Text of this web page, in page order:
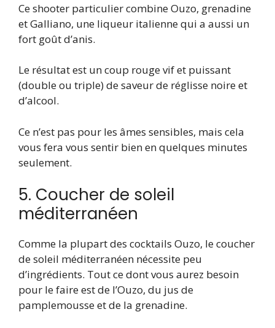
Ce shooter particulier combine Ouzo, grenadine
et Galliano, une liqueur italienne qui a aussi un
fort goût d’anis.
Le résultat est un coup rouge vif et puissant
(double ou triple) de saveur de réglisse noire et
d’alcool.
Ce n’est pas pour les âmes sensibles, mais cela
vous fera vous sentir bien en quelques minutes
seulement.
5. Coucher de soleil
méditerranéen
Comme la plupart des cocktails Ouzo, le coucher
de soleil méditerranéen nécessite peu
d’ingrédients. Tout ce dont vous aurez besoin
pour le faire est de l’Ouzo, du jus de
pamplemousse et de la grenadine.